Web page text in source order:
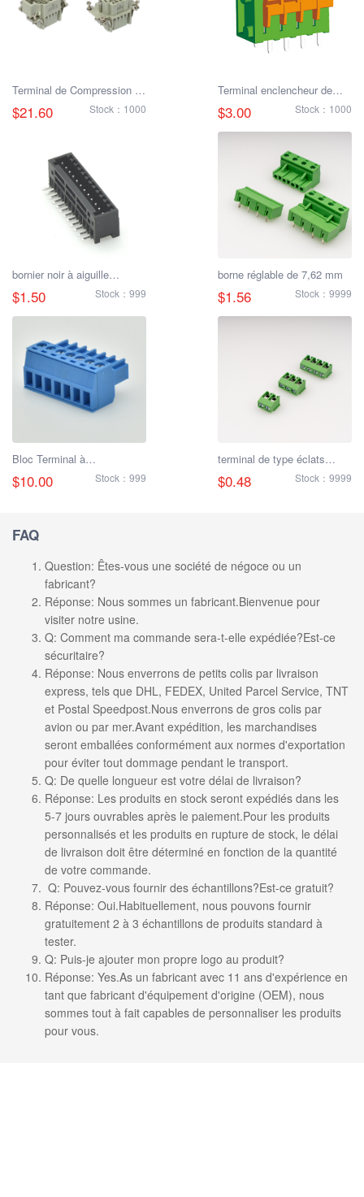
Terminal de Compression à
24 Broches HDD-024-M,
Connecteur de Haute
$21.60 Stock：1000
Terminal enclencheur de
5,0mm
$3.00 Stock：1000
bornier noir à aiguille
incurvée de 2,5 mm
$1.50 Stock：999
borne réglable de 7,62 mm
$1.56 Stock：9999
Bloc Terminal à
Enclenchement Bleu
$10.00 Stock：999
terminal de type éclats
d'obus de 5,0 mm
$0.48 Stock：9999
FAQ
Question: Êtes-vous une société de négoce ou un
fabricant?
Réponse: Nous sommes un fabricant.Bienvenue pour
visiter notre usine.
Q: Comment ma commande sera-t-elle expédiée?Est-ce
sécuritaire?
Réponse: Nous enverrons de petits colis par livraison
express, tels que DHL, FEDEX, United Parcel Service, TNT
et Postal Speedpost.Nous enverrons de gros colis par
avion ou par mer.Avant expédition, les marchandises
seront emballées conformément aux normes d'exportation
pour éviter tout dommage pendant le transport.
Q: De quelle longueur est votre délai de livraison?
Réponse: Les produits en stock seront expédiés dans les
5-7 jours ouvrables après le paiement.Pour les produits
personnalisés et les produits en rupture de stock, le délai
de livraison doit être déterminé en fonction de la quantité
de votre commande.
Q: Pouvez-vous fournir des échantillons?Est-ce gratuit?
Réponse: Oui.Habituellement, nous pouvons fournir
gratuitement 2 à 3 échantillons de produits standard à
tester.
Q: Puis-je ajouter mon propre logo au produit?
Réponse: Yes.As un fabricant avec 11 ans d'expérience en
tant que fabricant d'équipement d'origine (OEM), nous
sommes tout à fait capables de personnaliser les produits
pour vous.